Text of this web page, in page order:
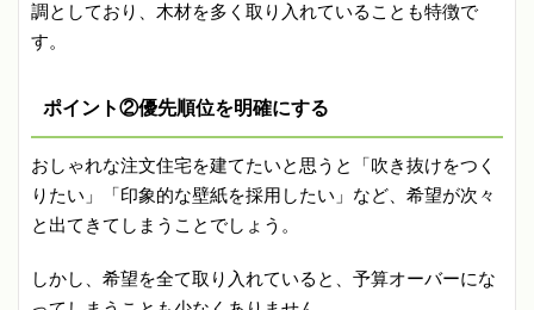
調としており、木材を多く取り入れていることも特徴で
す。
ポイント②優先順位を明確にする
おしゃれな注文住宅を建てたいと思うと「吹き抜けをつく
りたい」「印象的な壁紙を採用したい」など、希望が次々
と出てきてしまうことでしょう。
しかし、希望を全て取り入れていると、予算オーバーにな